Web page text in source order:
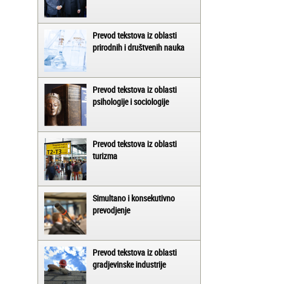
Prevod tekstova iz oblasti
prirodnih i društvenih nauka
Prevod tekstova iz oblasti
psihologije i sociologije
Prevod tekstova iz oblasti
turizma
Simultano i konsekutivno
prevodjenje
Prevod tekstova iz oblasti
gradjevinske industrije